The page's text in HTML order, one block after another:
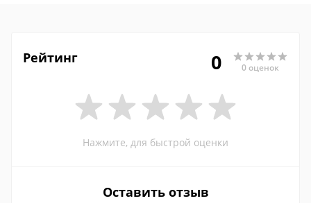
Рейтинг 0 0 оценок
Нажмите, для быстрой оценки
Оставить отзыв